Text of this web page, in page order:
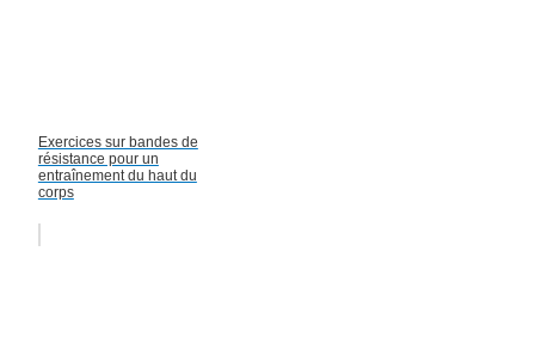
Exercices sur bandes de
résistance pour un
entraînement du haut du
corps